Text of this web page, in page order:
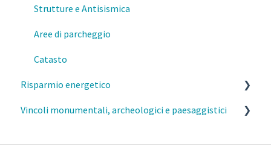
Strutture e Antisismica
Aree di parcheggio
Catasto
Risparmio energetico
Esercizio della professione e parcelle
Vincoli monumentali, archeologici e paesaggistici